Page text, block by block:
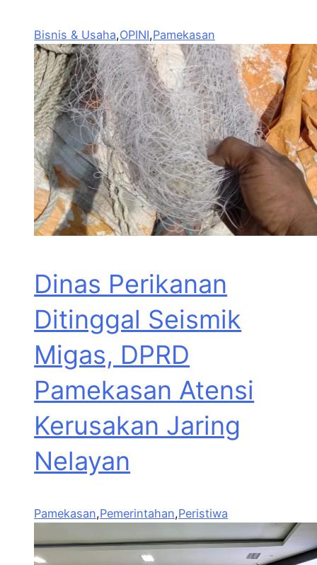
Bisnis & Usaha,OPINI,Pamekasan
Dinas Perikanan
Ditinggal Seismik
Migas, DPRD
Pamekasan Atensi
Kerusakan Jaring
Nelayan
Pamekasan,Pemerintahan,Peristiwa